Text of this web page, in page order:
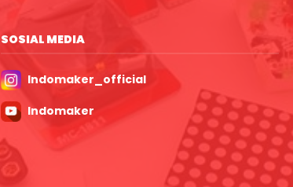
SOSIAL MEDIA
Indomaker_official
Indomaker